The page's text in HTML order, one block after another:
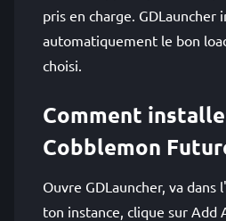
pris en charge. GDLauncher
automatiquement le bon
choisi.
Comment
Cobblemon
Ouvre GDLauncher, va
ton instance, clique sur Add